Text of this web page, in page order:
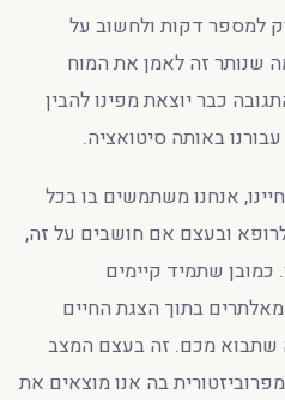
למספר דקות ולחשוב על
שנותר זה לאמן את המוח
כבר יוצאת מפינו להבין
באותה סיטואציה.
אנחנו משתמשים בו בכל
ובעצם אם חושבים על זה,
כמובן שתמיד קיימים
בתוך הצגת החיים
שתבוא מכם. זה בעצם המצב
בה אנו מוצאים את